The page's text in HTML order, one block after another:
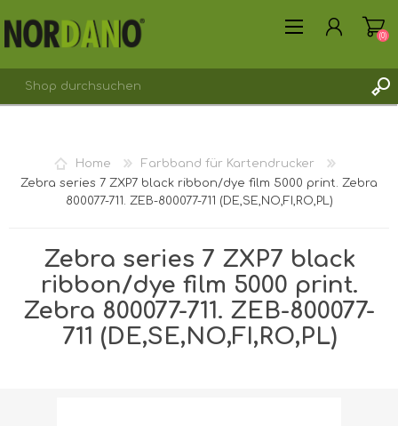
REGISTRIERUNG
ANMELDEN
(0)
Home
Farbband für Kartendrucker
Zebra series 7 ZXP7 black ribbon/dye film 5000 print. Zebra
800077-711. ZEB-800077-711 (DE,SE,NO,FI,RO,PL)
Zebra series 7 ZXP7 black
ribbon/dye film 5000 print.
Zebra 800077-711. ZEB-800077-
711 (DE,SE,NO,FI,RO,PL)